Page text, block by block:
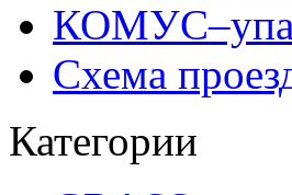
Схема
Категории